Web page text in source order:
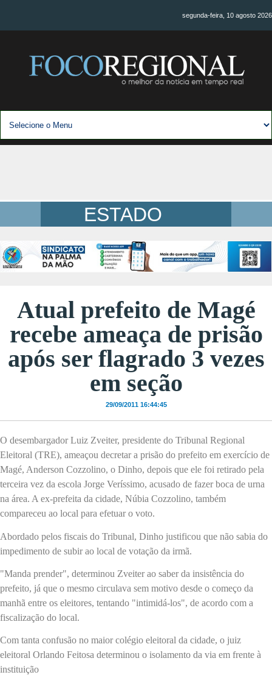
segunda-feira, 10 agosto 2026
ESTADO
Atual prefeito de Magé
recebe ameaça de prisão
após ser flagrado 3 vezes
em seção
29/09/2011 16:44:45
O desembargador Luiz Zveiter, presidente do Tribunal Regional
Eleitoral (TRE), ameaçou decretar a prisão do prefeito em exercício de
Magé, Anderson Cozzolino, o Dinho, depois que ele foi retirado pela
terceira vez da escola Jorge Veríssimo, acusado de fazer boca de urna
na área. A ex-prefeita da cidade, Núbia Cozzolino, também
compareceu ao local para efetuar o voto.
Abordado pelos fiscais do Tribunal, Dinho justificou que não sabia do
impedimento de subir ao local de votação da irmã.
"Manda prender", determinou Zveiter ao saber da insistência do
prefeito, já que o mesmo circulava sem motivo desde o começo da
manhã entre os eleitores, tentando "intimidá-los", de acordo com a
fiscalização do local.
Com tanta confusão no maior colégio eleitoral da cidade, o juiz
eleitoral Orlando Feitosa determinou o isolamento da via em frente à
instituição